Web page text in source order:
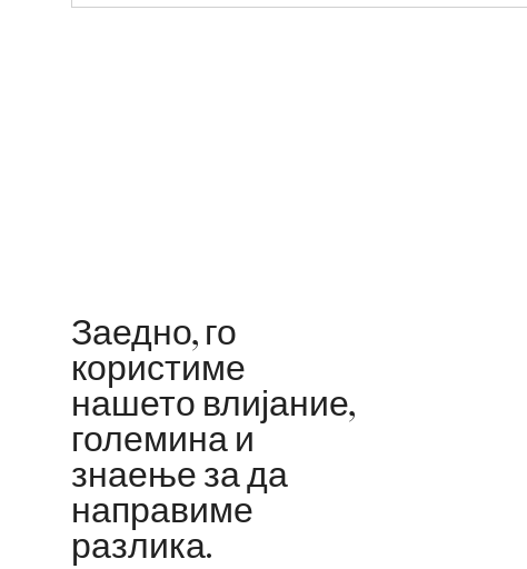
Заедно, го
користиме
нашето влијание,
големина и
знаење за да
направиме
разлика.